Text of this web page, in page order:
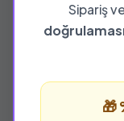
Sipariş
🎁
%25